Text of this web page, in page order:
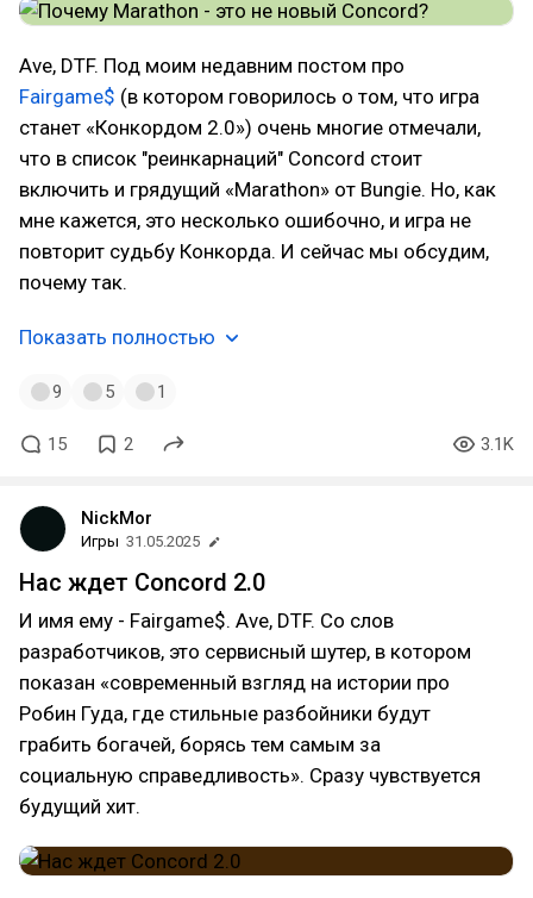
Ave, DTF. Под моим недавним постом про
Fairgame$ (в котором говорилось о том, что игра
станет «Конкордом 2.0») очень многие отмечали,
что в список "реинкарнаций" Concord стоит
включить и грядущий «Marathon» от Bungie. Но, как
мне кажется, это несколько ошибочно, и игра не
повторит судьбу Конкорда. И сейчас мы обсудим,
почему так.
Показать полностью
9 5 1
15 2 3.1K
NickMor
Игры 31.05.2025
Нас ждет Concord 2.0
И имя ему - Fairgame$. Ave, DTF. Со слов
разработчиков, это сервисный шутер, в котором
показан «современный взгляд на истории про
Робин Гуда, где стильные разбойники будут
грабить богачей, борясь тем самым за
социальную справедливость». Сразу чувствуется
будущий хит.